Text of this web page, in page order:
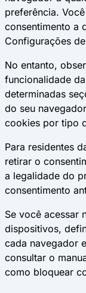
preferência.
consentimento a
Configurações
No entanto,
funcionalidade
determinadas
do seu
cookies por tipo
Para residentes
retirar o
a legalidade do
consentimento
Se você acessar
dispositivos,
cada navegador
consultar o
como bloquear